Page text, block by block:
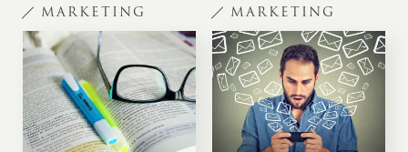
MARKETING MARKETING